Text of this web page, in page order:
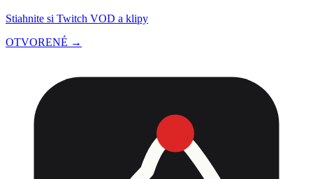
Stiahnite si Twitch VOD a klipy
OTVORENÉ →